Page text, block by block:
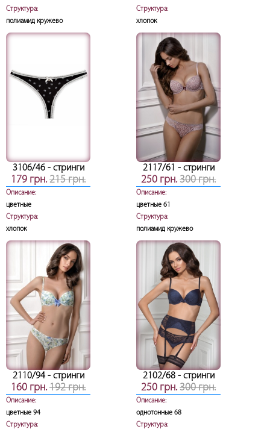
Структура:
полиамид кружево
Структура:
хлопок
3106/46- стринги
179 грн. 215 грн.
Описание:
цветные
Структура:
хлопок
2117/61 - стринги
250 грн.300 грн.
Описание:
цветные 61
Структура:
полиамид кружево
2110/94- стринги
160 грн. 192 грн.
Описание:
цветные 94
Структура:
2102/68- стринги
250 грн.300 грн.
Описание:
однотонные 68
Структура: